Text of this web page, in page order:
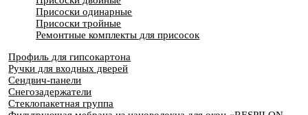
Присоски одинарные
Присоски тройные
Ремонтные комплекты для присосок
Профиль для гипсокартона
Ручки для входных дверей
Сендвич-панели
Снегозадержатели
Стеклопакетная группа